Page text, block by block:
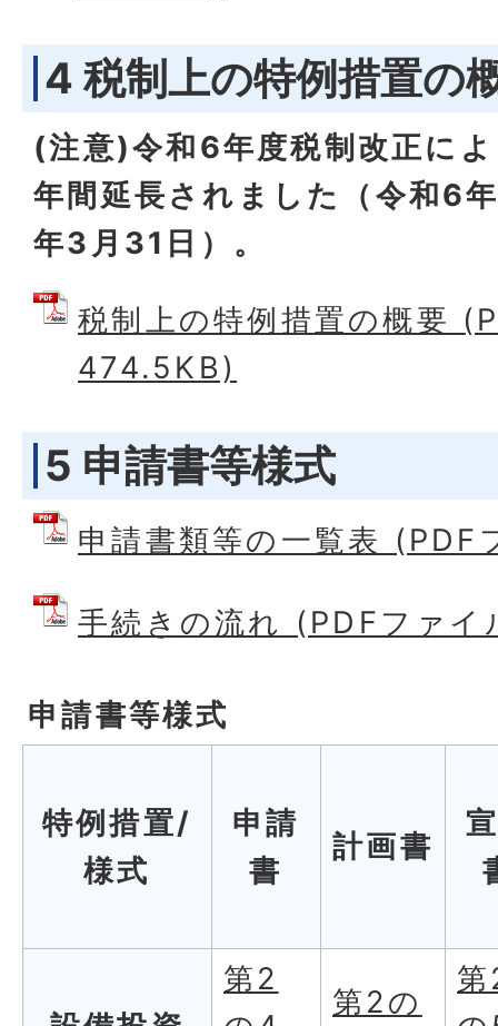
4 税制上の特例措置の
(注意)令和6年度税制改正に
年間延長されました（令和6
年3月31日）。
税制上の特例措置の概要
474.5KB)
5 申請書等様式
申請書類等の一覧表
手続きの流れ (PDFファ
申請書等様式
特例措置/
様式
申請
書
計画書
第2
第2の